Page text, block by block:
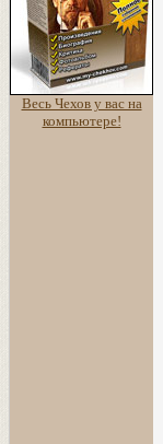
Весь Чехов у вас на
компьютере!